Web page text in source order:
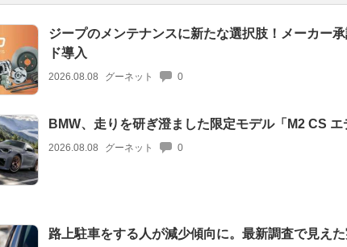
ジープのメンテナンスに新たな選択肢！メーカー
ド導入
2026.08.08 グーネット 0
BMW、走りを研ぎ澄ました限定モデル「M2 CS エ
2026.08.08 グーネット 0
路上駐車をする人が減少傾向に。最新調査で見え